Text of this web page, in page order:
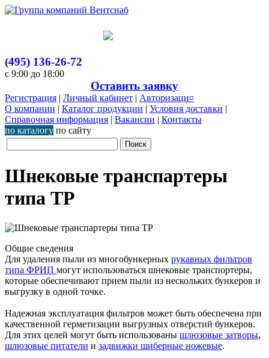
(495) 136-26-72
с 9:00 до 18:00
Оставить заявку
Регистрация | Личный кабинет | Авторизаци¤
О компании | Каталог продукции | Условия доставки |
Справочная информация | Вакансии | Контакты
по каталогу по сайту
Шнековые транспартеры
типа ТР
Общие сведения
Для удаления пыли из многобункерных рукавных фильтров
типа ФРИП могут использоваться шнековые транспортеры,
которые обеспечивают прием пыли из нескольких бункеров и
выгрузку в одной точке.
Надежная эксплуатация фильтров может быть обеспечена при
качественной герметизации выгрузных отверстий бункеров.
Для этих целей могут быть использованы шлюзовые затворы,
шлюзовые питатели и задвижки шиберные ножевые.